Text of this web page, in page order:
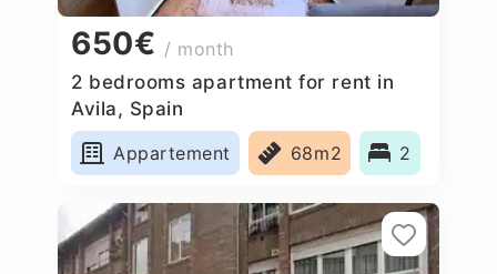
650€ / month
2 bedrooms apartment for rent in
Avila, Spain
Appartement
68m2 2